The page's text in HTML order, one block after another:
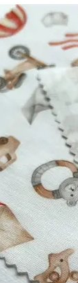
Renk:
genişlik
ve %20
Kumaşı, sizi
ediyor.
sabahlıklardan
saçan
bir
gibi modaya
gösterişli bir
ev
Ayrıca,
de
söz etmesini
ile